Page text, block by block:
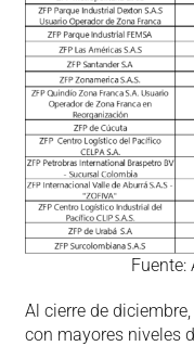
Fuente:
Al cierre de
con mayores niveles